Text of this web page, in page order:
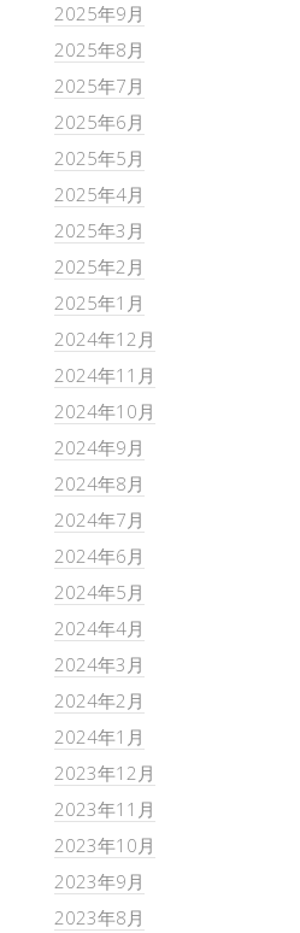
2025年9月
2025年8月
2025年7月
2025年6月
2025年5月
2025年4月
2025年3月
2025年2月
2025年1月
2024年12月
2024年11月
2024年10月
2024年9月
2024年8月
2024年7月
2024年6月
2024年5月
2024年4月
2024年3月
2024年2月
2024年1月
2023年12月
2023年11月
2023年10月
2023年9月
2023年8月